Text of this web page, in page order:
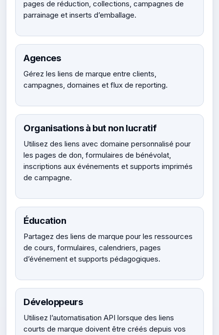
pages de réduction, collections, campagnes de
parrainage et inserts d’emballage.
Agences
Gérez les liens de marque entre clients,
campagnes, domaines et flux de reporting.
Organisations à but non lucratif
Utilisez des liens avec domaine personnalisé pour
les pages de don, formulaires de bénévolat,
inscriptions aux événements et supports imprimés
de campagne.
Éducation
Partagez des liens de marque pour les ressources
de cours, formulaires, calendriers, pages
d’événement et supports pédagogiques.
Développeurs
Utilisez l’automatisation API lorsque des liens
courts de marque doivent être créés depuis vos